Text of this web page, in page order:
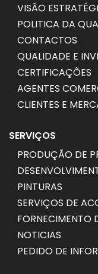
VISÃO
POLITICA DA
CONTACTOS
QUALIDADE E
CERTIFICAÇÕES
AGENTES
CLIENTES E
SERVIÇOS
PRODUÇÃO DE
PINTURAS
SERVIÇOS DE
FORNECIMENTO
NOTICIAS
PEDIDO DE